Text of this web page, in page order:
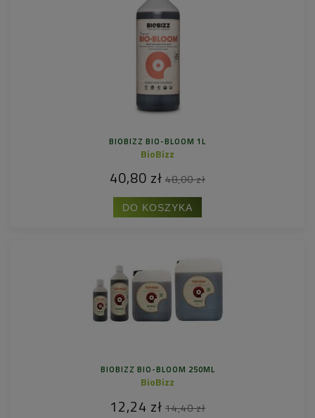
BIOBIZZ BIO-BLOOM 1L
BioBizz
40,80 zł 48,00 zł
DO KOSZYKA
BIOBIZZ BIO-BLOOM 250ML
BioBizz
12,24 zł 14,40 zł